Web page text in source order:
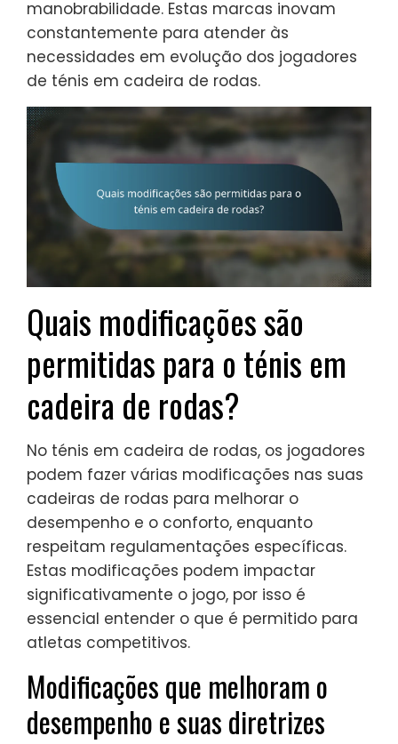
manobrabilidade. Estas marcas inovam
constantemente para atender às
necessidades em evolução dos jogadores
de ténis em cadeira de rodas.
Quais modificações são
permitidas para o ténis em
cadeira de rodas?
No ténis em cadeira de rodas, os jogadores
podem fazer várias modificações nas suas
cadeiras de rodas para melhorar o
desempenho e o conforto, enquanto
respeitam regulamentações específicas.
Estas modificações podem impactar
significativamente o jogo, por isso é
essencial entender o que é permitido para
atletas competitivos.
Modificações que melhoram o
desempenho e suas diretrizes